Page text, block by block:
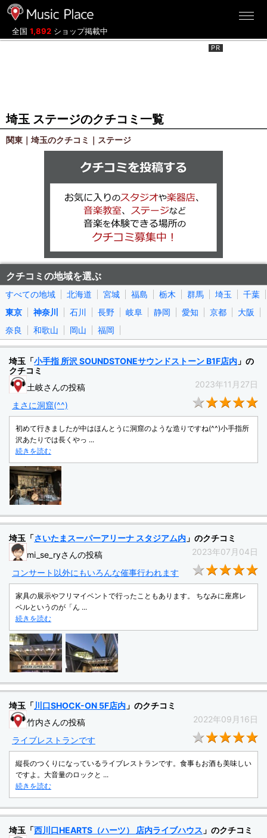
全国 1,892 ショップ掲載中
埼玉 ステージのクチコミ一覧
関東｜埼玉のクチコミ｜ステージ
クチコミの地域を選ぶ
すべての地域 北海道 宮城 福島 栃木 群馬 埼玉
千葉
東京
神奈川 石川 長野 岐阜 静岡 愛知 京都
大阪
奈良
和歌山 岡山 福岡
埼玉「小手指 所沢 SOUNDSTONEサウンドストーン B1F店内 」の
クチコミ
土岐さんの投稿
2023年11月27日
まさに洞窟(^^)
初めて行きましたが中はほんとうに洞窟のような造りですね(^^)小手指所
沢あたりでは長くやっ ...
続きを読む
埼玉「さいたまスーパーアリーナ スタジアム内 」のクチコミ
mi_se_ryさんの投稿
2023年07月04日
コンサート以外にもいろんな催事行われます
家具の展示やフリマイベントで行ったこともあります。 ちなみに座席レ
ベルというのが「ん ...
続きを読む
埼玉「川口SHOCK-ON 5F店内 」のクチコミ
竹内さんの投稿
2022年09月16日
ライブレストランです
縦長のつくりになっているライブレストランです。食事もお酒も美味しい
ですよ。大音量のロックと ...
続きを読む
埼玉「西川口HEARTS（ハーツ） 店内ライブハウス 」のクチコミ